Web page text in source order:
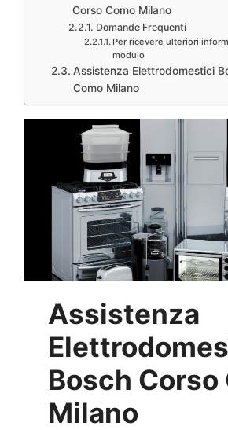
Corso Como Milano
Domande Frequenti
Per ricevere ulteriori
modulo
Assistenza Elettrodomestici
Como Milano
Assistenza
Bosch Corso
Milano